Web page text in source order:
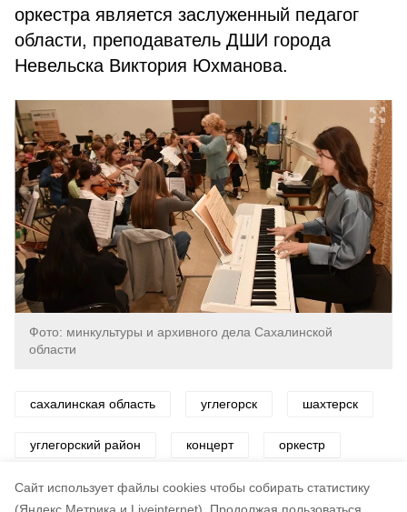
Cайт использует файлы cookies чтобы собирать статистику
оркестра является заслуженный педагог
области, преподаватель ДШИ города
Невельска Виктория Юхманова.
Фото: минкультуры и архивного дела Сахалинской
области
сахалинская область углегорск шахтерск
углегорский район концерт оркестр
культура